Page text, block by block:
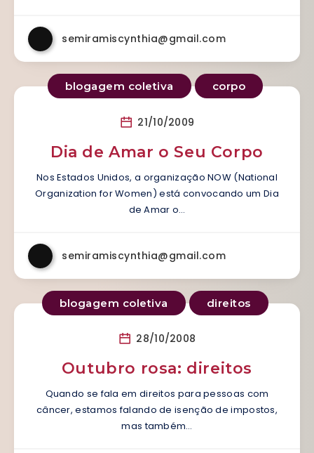
semiramiscynthia@gmail.com
blogagem coletiva corpo
21/10/2009
Dia de Amar o Seu Corpo
Nos Estados Unidos, a organização NOW (National
Organization for Women) está convocando um Dia
de Amar o…
semiramiscynthia@gmail.com
blogagem coletiva direitos
28/10/2008
Outubro rosa: direitos
Quando se fala em direitos para pessoas com
câncer, estamos falando de isenção de impostos,
mas também…